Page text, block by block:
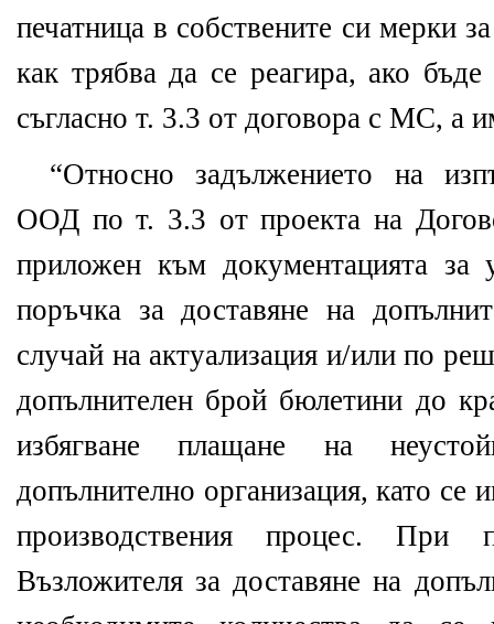
печатница в собствените си мерки
как трябва да се реагира, ако
съгласно т. 3.3 от договора с МС, а
“Относно задължението на
ООД по т. 3.3 от проекта на
приложен към документацията за
поръчка за доставяне на
случай на актуализация и/или по
допълнителен брой бюлетини до
избягване плащане на
допълнително организация, като се
производствения процес. При
Възложителя за доставяне на